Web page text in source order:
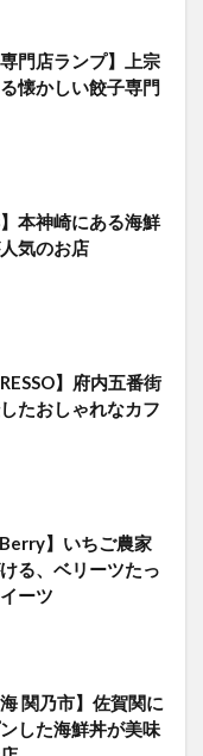
専門店ランプ】上宗
懐かしい餃子専門
】本神崎にある海鮮
気のお店
】府内五番街
たおしゃれなカフ
Berry】いちご農家
る、ベリーツたっ
ーツ
海 関乃市】佐賀関に
した海鮮丼が美味